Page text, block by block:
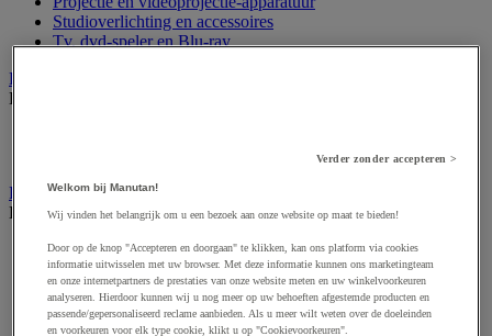
Studioverlichting en accessoires
Tv, dvd-speler en Blu-ray
Bewegwijzering en aanduidingsborden
Bekijk de hele productgroep
Folderrek en -houder
Bekijk de hele productgroep
Folderrek
Mobiel folderrek
Tafel folderstandaard
Wandfolderhouder
Verder zonder accepteren >
Welkom bij Manutan!
Wij vinden het belangrijk om u een bezoek aan onze website op maat te bieden!
Door op de knop "Accepteren en doorgaan" te klikken, kan ons platform via cookies
informatie uitwisselen met uw browser. Met deze informatie kunnen ons marketingteam
en onze internetpartners de prestaties van onze website meten en uw winkelvoorkeuren
analyseren. Hierdoor kunnen wij u nog meer op uw behoeften afgestemde producten en
passende/gepersonaliseerd reclame aanbieden. Als u meer wilt weten over de doeleinden
en voorkeuren voor elk type cookie, klikt u op "Cookievoorkeuren".